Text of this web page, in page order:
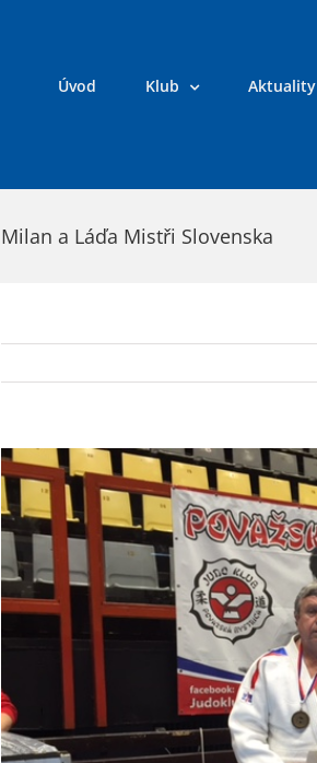
Úvod Klub Aktuality
Milan a Láďa Mistři Slovenska
Zobrazit
větší
obrázek